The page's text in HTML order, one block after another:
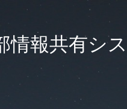
情報共有シ